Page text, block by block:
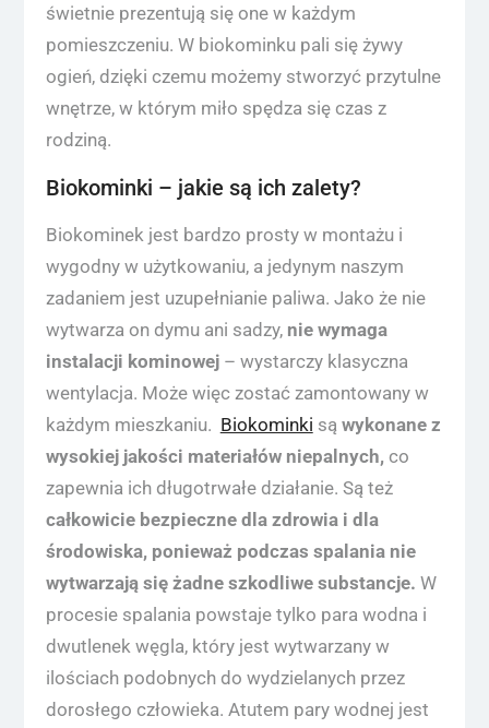
świetnie prezentują się one w każdym
pomieszczeniu. W biokominku pali się żywy
ogień, dzięki czemu możemy stworzyć przytulne
wnętrze, w którym miło spędza się czas z
rodziną.
Biokominki – jakie są ich zalety?
Biokominek jest bardzo prosty w montażu i
wygodny w użytkowaniu, a jedynym naszym
zadaniem jest uzupełnianie paliwa. Jako że nie
wytwarza on dymu ani sadzy, nie wymaga
instalacji kominowej– wystarczy klasyczna
wentylacja. Może więc zostać zamontowany w
każdym mieszkaniu. Biokominki są wykonane z
wysokiej jakości materiałów niepalnych, co
zapewnia ich długotrwałe działanie. Są też
całkowicie bezpieczne dla zdrowia i dla
środowiska, ponieważ podczas spalania nie
wytwarzają się żadne szkodliwe substancje. W
procesie spalania powstaje tylko para wodna i
dwutlenek węgla, który jest wytwarzany w
ilościach podobnych do wydzielanych przez
dorosłego człowieka. Atutem pary wodnej jest